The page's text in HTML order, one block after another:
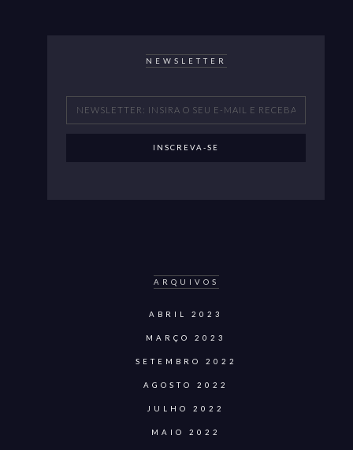
NEWSLETTER
ARQUIVOS
ABRIL 2023
MARÇO 2023
SETEMBRO 2022
AGOSTO 2022
JULHO 2022
MAIO 2022